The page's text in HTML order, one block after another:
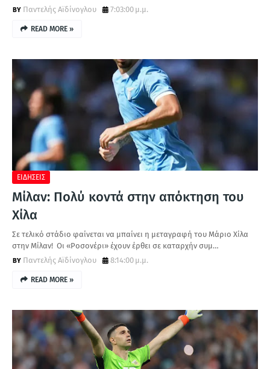
Παντελής Αϊδίνογλου
7:03:00 μ.μ.
READ MORE »
ΕΙΔΗΣΕΙΣ
Μίλαν: Πολύ κοντά στην απόκτηση του
Χίλα
Σε τελικό στάδιο φαίνεται να μπαίνει η μεταγραφή του Μάριο Χίλα
στην Μίλαν! Οι «Ροσονέρι» έχουν έρθει σε καταρχήν συμ…
Παντελής Αϊδίνογλου
8:14:00 μ.μ.
READ MORE »